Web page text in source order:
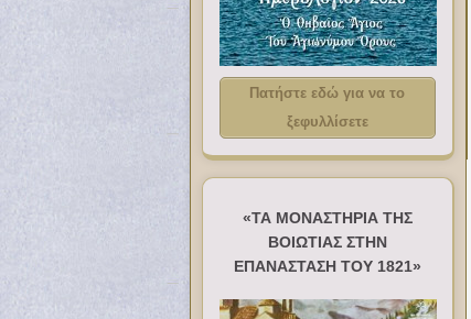
Πατήστε εδώ για να το
ξεφυλλίσετε
«ΤΑ ΜΟΝΑΣΤΗΡΙΑ ΤΗΣ
ΒΟΙΩΤΙΑΣ ΣΤΗΝ
ΕΠΑΝΑΣΤΑΣΗ ΤΟΥ 1821»